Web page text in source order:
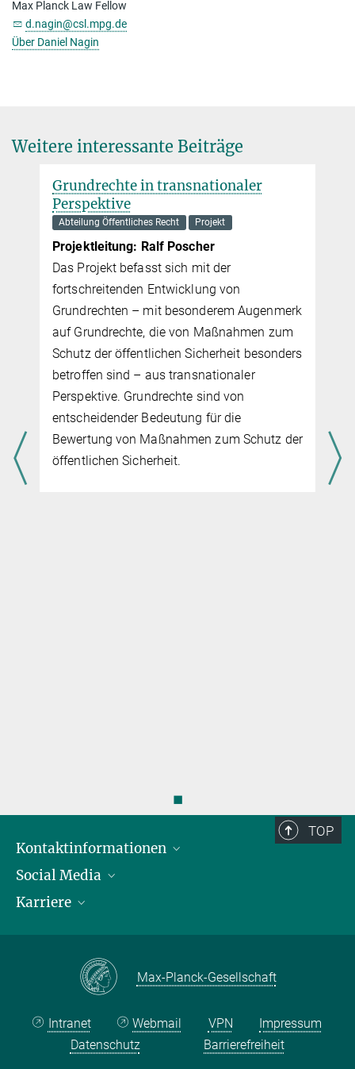
Max Planck Law Fellow
d.nagin@csl.mpg.de
Über Daniel Nagin
Weitere interessante Beiträge
FutureU
Abteilung Kriminologie MAXLab
Projektleitung:Jean-Louis van Gelder,
Esther Mertens
FutureU ist eine neuartige und skalierbare
◼
TOP
Kontaktinformationen
Öffnungszeiten & Anfahrt
Ansprechpersonen
Social Media
LinkedIn
Karriere
Max Planck Law
Max-Planck-Gesellschaft
Intranet Webmail VPN
Impressum
Datenschutz
Barrierefreiheit